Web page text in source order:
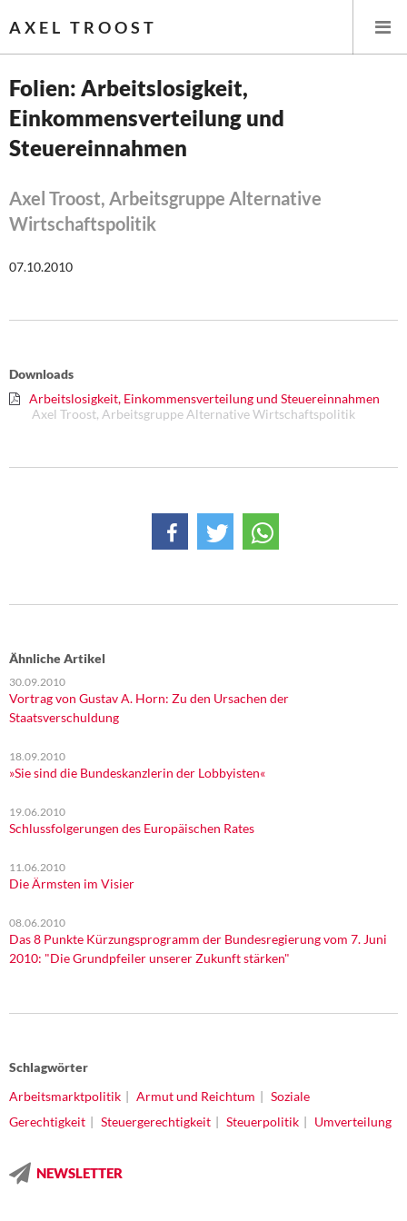
AXEL TROOST
Startseite
Leitlinien linker Wirtschafts- und Finanzpolitik
Eurokrise und Griechenland
DIE LINKE
Institut Solidarische Moderne
Kontakt
Folien: Arbeitslosigkeit,
Einkommensverteilung und
Steuereinnahmen
Axel Troost, Arbeitsgruppe Alternative
Wirtschaftspolitik
07.10.2010
Downloads
Arbeitslosigkeit, Einkommensverteilung und Steuereinnahmen
Axel Troost, Arbeitsgruppe Alternative Wirtschaftspolitik
Ähnliche Artikel
30.09.2010
Vortrag von Gustav A. Horn: Zu den Ursachen der
Staatsverschuldung
18.09.2010
»Sie sind die Bundeskanzlerin der Lobbyisten«
19.06.2010
Schlussfolgerungen des Europäischen Rates
11.06.2010
Die Ärmsten im Visier
08.06.2010
Das 8 Punkte Kürzungsprogramm der Bundesregierung vom 7. Juni
2010: "Die Grundpfeiler unserer Zukunft stärken"
Schlagwörter
Arbeitsmarktpolitik
Armut und Reichtum
Soziale
Gerechtigkeit
Steuergerechtigkeit Steuerpolitik Umverteilung
NEWSLETTER